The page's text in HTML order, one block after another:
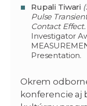
Rupali Tiwari
Pulse
Contact Effect.
Investigator
Presentation.
Okrem
konferencie aj